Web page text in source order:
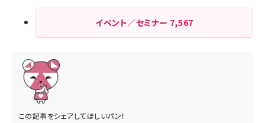
イベント／セミナー 7,567
この記事をシェアしてほしいパン！